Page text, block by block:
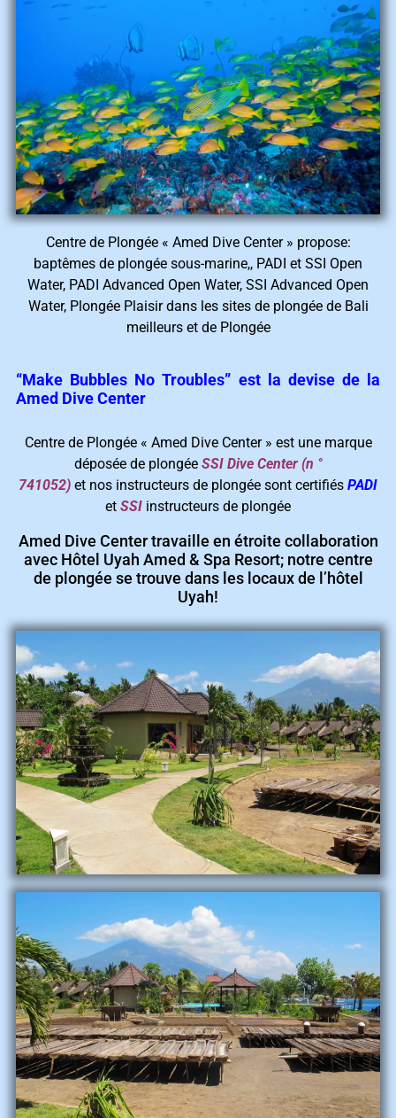
Centre de Plongée « Amed Dive Center » propose:
baptêmes de plongée sous-marine,, PADI et SSI Open
Water, PADI Advanced Open Water, SSI Advanced Open
Water, Plongée Plaisir dans les sites de plongée de Bali
meilleurs et de Plongée
“Make Bubbles No Troubles” est la devise de la
Amed Dive Center
Centre de Plongée « Amed Dive Center » est une marque
déposée de plongée SSI Dive Center (n °
741052) et nos instructeurs de plongée sont certifiés PADI
et SSI instructeurs de plongée
Amed Dive Center travaille en étroite collaboration
avec Hôtel Uyah Amed & Spa Resort; notre centre
de plongée se trouve dans les locaux de l’hôtel
Uyah!